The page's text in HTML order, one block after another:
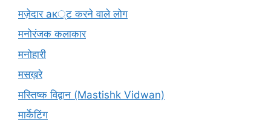
मज़ेदार ак्ट करने वाले लोग
मनोरंजक कलाकार
मनोहारी
मसख़रे
मस्तिष्क विद्वान (Mastishk Vidwan)
मार्केटिंग